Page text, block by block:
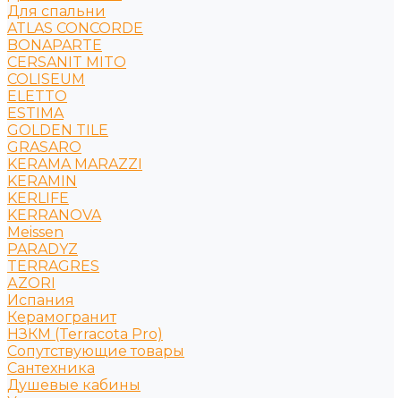
Для спальни
ATLAS CONCORDE
BONAPARTE
CERSANIT MITO
COLISEUM
ELETTO
ESTIMA
GOLDEN TILE
GRASARO
KERAMA MARAZZI
KERAMIN
KERLIFE
KERRANOVA
Meissen
PARADYZ
TERRAGRES
АZORI
Испания
Керамогранит
НЗКМ (Terracota Pro)
Сопутствующие товары
Сантехника
Душевые кабины